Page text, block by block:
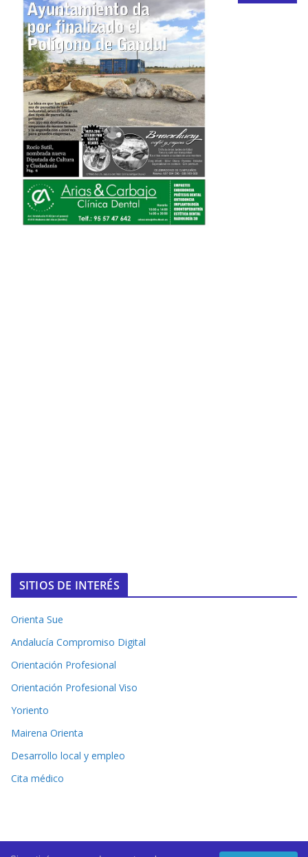
SITIOS DE INTERÉS
Orienta Sue
Andalucía Compromiso Digital
Orientación Profesional
Orientación Profesional Viso
Yoriento
Mairena Orienta
Desarrollo local y empleo
Cita médico